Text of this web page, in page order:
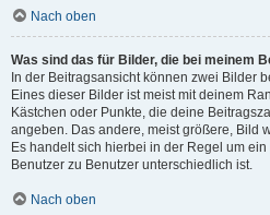
Nach oben
Was sind das für Bilder, die bei meinem
In der Beitragsansicht können zwei Bilder
Eines dieser Bilder ist meist mit deinem
Kästchen oder Punkte, die deine
angeben. Das andere, meist größere, Bild
Es handelt sich hierbei in der Regel um
Benutzer zu Benutzer unterschiedlich ist.
Nach oben